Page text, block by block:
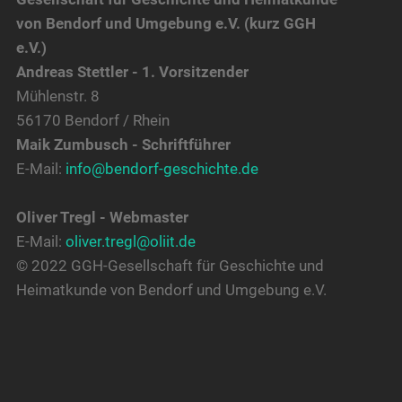
von Bendorf und Umgebung e.V. (kurz GGH
e.V.)
Andreas Stettler - 1. Vorsitzender
Mühlenstr. 8
56170 Bendorf / Rhein
Maik Zumbusch - Schriftführer
E-Mail: info@bendorf-geschichte.de
Oliver Tregl - Webmaster
E-Mail: oliver.tregl@oliit.de
© 2022 GGH-Gesellschaft für Geschichte und
Heimatkunde von Bendorf und Umgebung e.V.